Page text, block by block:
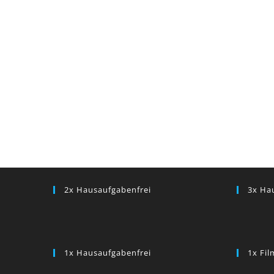
2x Hausaufgabenfrei
1x Hausaufgabenfrei
3x
1x